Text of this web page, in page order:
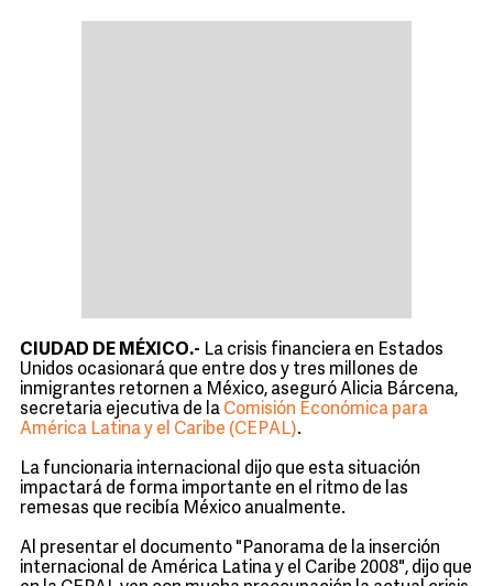
CIUDAD DE MÉXICO.- La crisis financiera en Estados
Unidos ocasionará que entre dos y tres millones de
inmigrantes retornen a México, aseguró Alicia Bárcena,
secretaria ejecutiva de la Comisión Económica para
América Latina y el Caribe (CEPAL).
La funcionaria internacional dijo que esta situación
impactará de forma importante en el ritmo de las
remesas que recibía México anualmente.
Al presentar el documento "Panorama de la inserción
internacional de América Latina y el Caribe 2008", dijo que